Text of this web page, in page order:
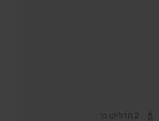
2 הדליקו נר